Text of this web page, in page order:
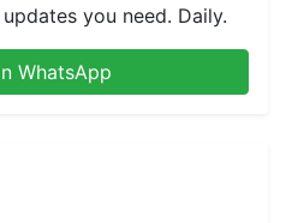
you need. Daily.
WhatsApp